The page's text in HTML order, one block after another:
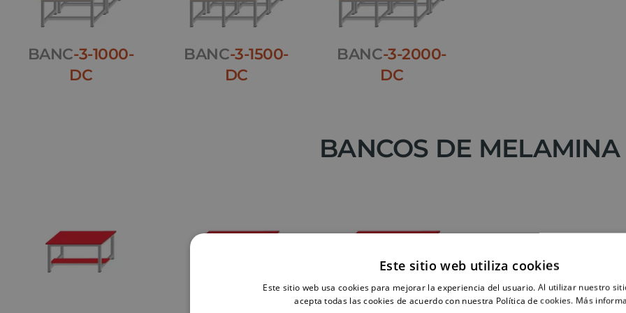
BANC-3-1000-
DC
BANC-3-1500-
DC
BANC-3-2000-
DC
BANCOS DE MELAMINA
Este sitio web utiliza cookies
Este sitio web usa cookies para mejorar la experiencia del usuario. Al utilizar nuestro
acepta todas las cookies de acuerdo con nuestra Política de cookies. Más